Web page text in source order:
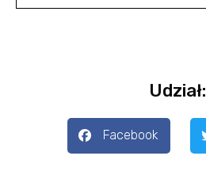
Udział:
Facebook